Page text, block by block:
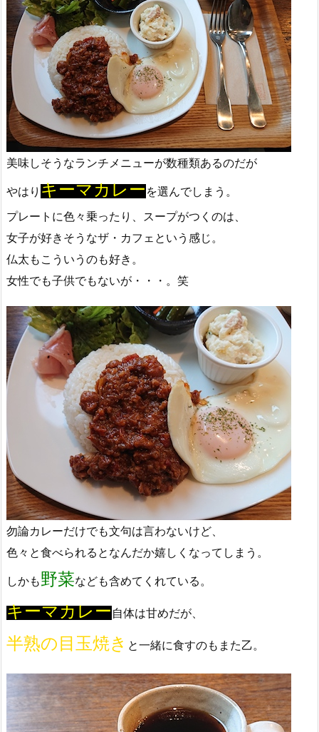
美味しそうなランチメニューが数種類あるのだが
やはり キーマカレーを選んでしまう。
プレートに色々乗ったり、スープがつくのは、
女子が好きそうなザ・カフェという感じ。
仏太もこういうのも好き。
女性でも子供でもないが・・・。笑
勿論カレーだけでも文句は言わないけど、
色々と食べられるとなんだか嬉しくなってしまう。
しかも野菜なども含めてくれている。
キーマカレー自体は甘めだが、
半熟の目玉焼き と一緒に食すのもまた乙。